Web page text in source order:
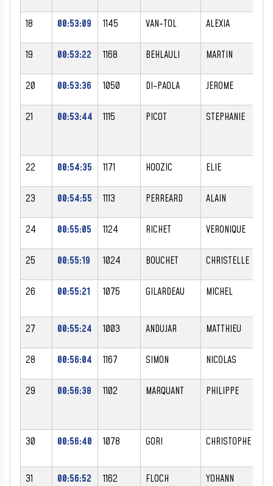
18 00:53:09 1145 VAN-TOL ALEXIA
19 00:53:22 1168 BEHLAULI MARTIN
20 00:53:36 1050 DI-PAOLA JEROME
21 00:53:44 1115 PICOT STEPHANIE
22 00:54:35 1171 HOOZIC ELIE
23 00:54:55 1113 PERREARD ALAIN
24 00:55:05 1124 RICHET VERONIQUE
25 00:55:19 1024 BOUCHET CHRISTELLE
26 00:55:21 1075 GILARDEAU MICHEL
27 00:55:24 1003 ANDUJAR MATTHIEU
28 00:56:04 1167 SIMON NICOLAS
29 00:56:38 1102 MARQUANT PHILIPPE
30 00:56:40 1078 GORI CHRISTOPHE
31 00:56:52 1162 FLOCH YOHANN